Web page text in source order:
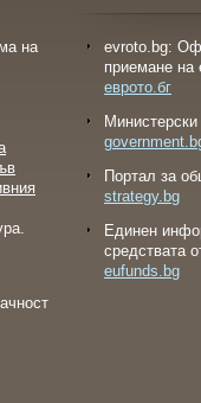
на
evroto.bg:
приемане на
еврото.бг
Портал за
strategy.bg
Eдинен
средствата
eufunds.bg